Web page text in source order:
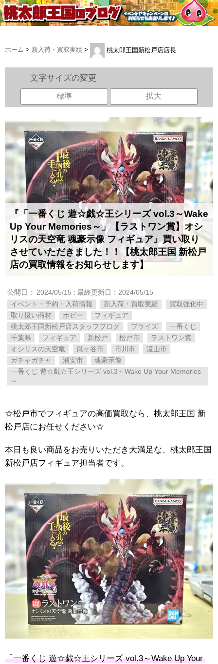
ホーム > 新入荷・買取実績 > 桃太郎王国新松戸店店長
文字サイズの変更
標準 拡大
『「一番くじ ​遊☆戯☆王シリーズ ​vol.3～Wake
​Up ​Your ​Memories～」【ラストワン賞】オシ
リスの天空竜 ​魂豪示像 フィギュア』買い取り
させていただきました！！【桃太郎王国 新松戸
店の買取情報をお知らせします】
公開日： 2024/05/15 : 最終更新日：2024/05/15
イベント・予約・入荷情報
新入荷・買取実績
買取強化中
取り扱い商材
ホビー
フィギュア
桃太郎王国新松戸店スタッフブログ
プライズ
一番くじ
千葉県
フィギュア 新松戸 松戸市
ラストワン賞
オシリスの天空竜
鎌ヶ谷市 市川市
流山市
ガチャガチャ
浦安市
魂豪示像
一番くじ ​遊☆戯☆王シリーズ ​vol.3～Wake ​Up ​Your ​Memories
～
☆松戸市でフィギュアの高価買取なら、桃太郎王国 新
松戸店にお任せください☆
本日も良い商品をお売りいただき大満足な、桃太郎王国
新松戸店フィギュア担当者です。
「一番くじ ​遊☆戯☆王シリーズ ​vol.3～Wake ​Up ​Your ​